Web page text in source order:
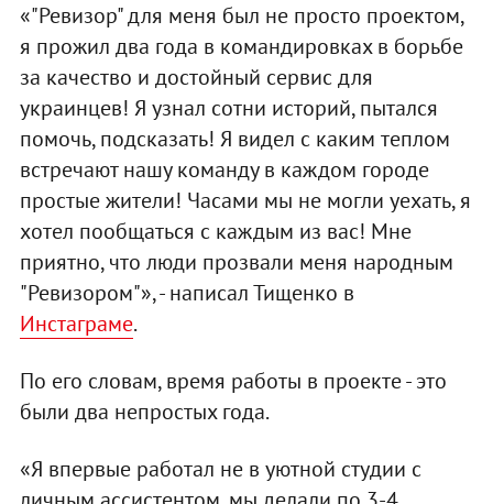
«"Ревизор" для меня был не просто проектом,
я прожил два года в командировках в борьбе
за качество и достойный сервис для
украинцев! Я узнал сотни историй, пытался
помочь, подсказать! Я видел с каким теплом
встречают нашу команду в каждом городе
простые жители! Часами мы не могли уехать, я
хотел пообщаться с каждым из вас! Мне
приятно, что люди прозвали меня народным
"Ревизором"», - написал Тищенко в
Инстаграме.
По его словам, время работы в проекте - это
были два непростых года.
«Я впервые работал не в уютной студии с